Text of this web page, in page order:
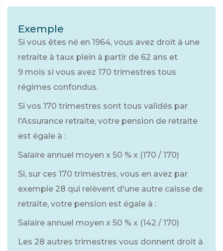
Exemple
Si vous êtes né en 1964, vous avez droit à une
retraite à taux plein à partir de 62 ans et
9 mois si vous avez 170 trimestres tous
régimes confondus.
Si vos 170 trimestres sont tous validés par
l'Assurance retraite, votre pension de retraite
est égale à :
Salaire annuel moyen x 50 % x (170 / 170)
Si, sur ces 170 trimestres, vous en avez par
exemple 28 qui relèvent d'une autre caisse de
retraite, votre pension est égale à :
Salaire annuel moyen x 50 % x (142 / 170)
Les 28 autres trimestres vous donnent droit à